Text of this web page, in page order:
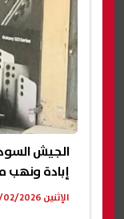
الجيش
إبادة ونهب
الإثنين 16/02/2026 06:58 م